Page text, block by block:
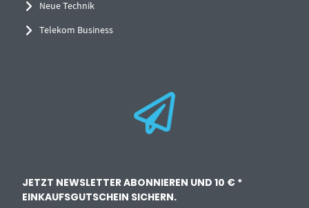
Neue Technik
Telekom Business
JETZT NEWSLETTER ABONNIEREN UND 10 € *
EINKAUFSGUTSCHEIN SICHERN.